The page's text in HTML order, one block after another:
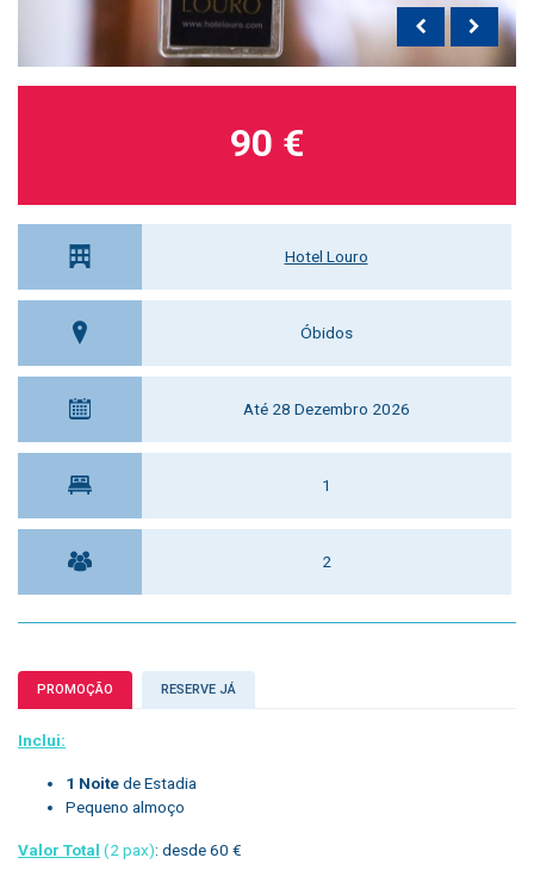
Hotel Louro
Óbidos
Até 28 Dezembro 2026
1
2
90 €
PROMOÇÃO RESERVE JÁ
Inclui:
1 Noitede Estadia
Pequeno almoço
Valor Total (2 pax): desde 60 €